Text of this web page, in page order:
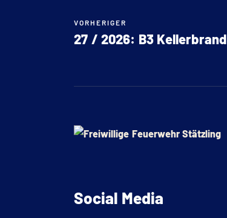
VORHERIGER
27 / 2026: B3 Kellerbrand
Social Media